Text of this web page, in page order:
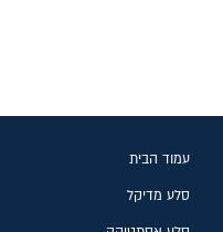
עמוד הבית
סלע מדיקל